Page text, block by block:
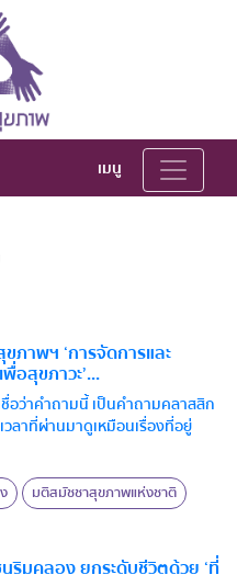
เมนู
ภาพฯ ‘การจัดการและ
สุขภาวะ’...
อว่าคำถามนี้ เป็นคำถามคลาสสิก
ลาที่ผ่านมาดูเหมือนเรื่องที่อยู่
มติสมัชชาสุขภาพแห่งชาติ
ริมคลอง ยกระดับชีวิตด้วย ‘ที่